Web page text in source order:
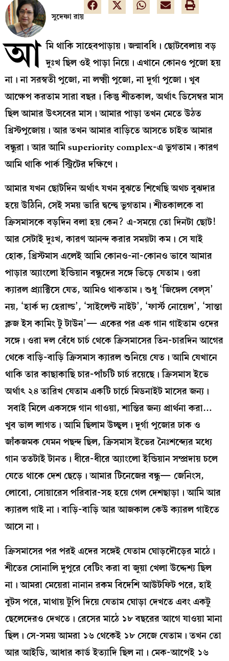
সুদেষ্ণা রায়
আ মি থাকি সাহেবপাড়ায়। জন্মাবধি। ছোটবেলায় বড়
দুঃখ ছিল ওই পাড়া নিয়ে। এখানে কোনও পুজো হয়
না। না সরস্বতী পুজো, না লক্ষ্মী পুজো, না দুর্গা পুজো। খুব
আক্ষেপ করতাম সারা বছর। কিন্তু শীতকাল, অর্থাৎ ডিসেম্বর মাস
ছিল আমার উৎসবের মাস। আমার পাড়া তখন মেতে উঠত
খ্রিস্টপুজোয়। আর তখন আমার বাড়িতে আসতে চাইত আমার
বন্ধুরা। আর আমি superiority complex-এ ভুগতাম। কারণ
আমি থাকি পার্ক স্ট্রিটের দক্ষিণে।
আমার যখন ছোটদিন অর্থাৎ যখন বুঝতে শিখেছি অথচ বুঝদার
হয়ে উঠিনি, সেই সময় ভারি দ্বন্দ্বে ভুগতাম। শীতকালকে বা
ক্রিসমাসকে বড়দিন বলা হয় কেন? এ-সময়ে তো দিনটা ছোট!
আর সেটাই দুঃখ, কারণ আনন্দ করার সময়টা কম। সে যাই
হোক, খ্রিস্টমাস এলেই আমি কোনও-না-কোনও ভাবে আমার
পাড়ার অ্যাংলো ইন্ডিয়ান বন্ধুদের সঙ্গে ভিড়ে যেতাম। ওরা
ক্যারল প্র্যাক্টিসে যেত, আমিও থাকতাম। শুধু ‘জিঙ্গেল বেল্‌স’
নয়, ‘হার্ক দ্য হেরাল্ড’, ‘সাইলেন্ট নাইট’, ‘ফার্স্ট নোয়েল’, ‘সান্তা
ক্লজ ইস কামিং টু টাউন’— একের পর এক গান গাইতাম ওদের
সঙ্গে। ওরা দল বেঁধে চার্চ থেকে ক্রিসমাসের তিন-চারদিন আগের
থেকে বাড়ি-বাড়ি ক্রিসমাস ক্যারল শুনিয়ে যেত। আমি যেখানে
থাকি তার কাছাকাছি চার-পাঁচটি চার্চ রয়েছে। ক্রিসমাস ইভে
অর্থাৎ ২৪ তারিখ যেতাম একটি চার্চে মিডনাইট মাসের জন্য।
সবাই মিলে একসঙ্গে গান গাওয়া, শান্তির জন্য প্রার্থনা করা…
খুব ভাল লাগত। আমি ছিলাম উচ্ছ্বল। দুর্গা পুজোর ঢাক ও
জাঁকজমক যেমন পছন্দ ছিল, ক্রিসমাস ইভের নৈঃশব্দ্যের মধ্যে
গান ততটাই টানত। ধীরে-ধীরে অ্যাংলো ইন্ডিয়ান সম্প্রদায় চলে
যেতে থাকে দেশ ছেড়ে। আমার টিনেজের বন্ধু— জেনিংস,
লোবো, সোয়ারেস পরিবার-সহ হয়ে গেল দেশছাড়া। আমি আর
ক্যারল গাই না। বাড়ি-বাড়ি আর আজকাল কেউ ক্যারল গাইতে
আসে না।
ক্রিসমাসের পর পরই এদের সঙ্গেই যেতাম ঘোড়দৌড়ের মাঠে।
শীতের সোনালি দুপুরে বেটিং করা বা জুয়া খেলা উদ্দেশ্য ছিল
না। আমরা মেয়েরা নানান রকম বিদেশি আউটফিট পরে, হাই
বুটস পরে, মাথায় টুপি দিয়ে যেতাম ঘোড়া দেখতে এবং একটু
ছেলেদেরও দেখতে। রেসের মাঠে ১৮ বছরের আগে যাওয়া মানা
ছিল। সে-সময় আমরা ১৬ থেকেই ১৮ সেজে যেতাম। তখন তো
আর আইডি, আধার কার্ড ইত্যাদি ছিল না। মেক-আপেই ১৬